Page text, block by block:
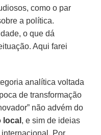
como o par
a política.
o que dá
Aqui farei
analítica voltada
de transformação
não advém do
, e sim de ideias
Por